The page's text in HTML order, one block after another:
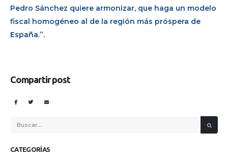
Pedro Sánchez quiere armonizar, que haga un modelo
fiscal homogéneo al de la región más próspera de
España.”.
Compartir post
CATEGORÍAS